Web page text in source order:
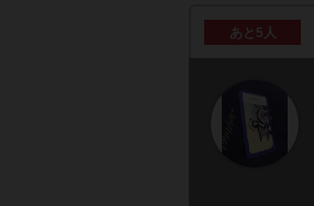
あと 5人